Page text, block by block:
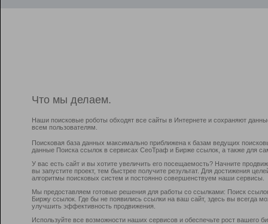
Что мы делаем.
Наши поисковые роботы обходят все сайты в Интернете и сохраняют
всем пользователям.
Поисковая база данных максимально приближена к базам ведущих
данные Поиска ссылок в сервисах СеоТраф и Бирже ссылок, а также для
У вас есть сайт и вы хотите увеличить его посещаемость? Начните
вы запустите проект, тем быстрее получите результат. Для достижения
алгоритмы поисковых систем и постоянно совершенствуем наши сервисы.
Мы предоставляем готовые решения для работы со ссылками: Поиск
Биржу ссылок. Где бы не появились ссылки на ваш сайт, здесь вы всегда
улучшить эффективность продвижения.
Используйте все возможности наших сервисов и обеспечьте рост вашего